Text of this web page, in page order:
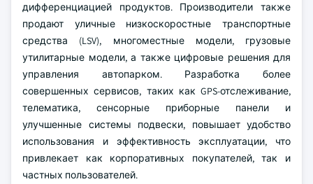
дифференциацией продуктов. Производители также
продают уличные низкоскоростные транспортные
средства (LSV), многоместные модели, грузовые
утилитарные модели, а также цифровые решения для
управления автопарком. Разработка более
совершенных сервисов, таких как GPS-отслеживание,
телематика, сенсорные приборные панели и
улучшенные системы подвески, повышает удобство
использования и эффективность эксплуатации, что
привлекает как корпоративных покупателей, так и
частных пользователей.